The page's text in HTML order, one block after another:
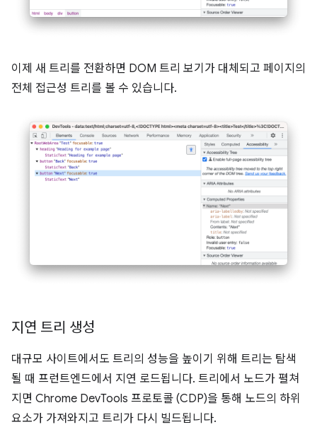
이제 새 트리를 전환하면 DOM 트리 보기가 대체되고 페이지의
전체 접근성 트리를 볼 수 있습니다.
지연 트리 생성
대규모 사이트에서도 트리의 성능을 높이기 위해 트리는 탐색
될 때 프런트엔드에서 지연 로드됩니다. 트리에서 노드가 펼쳐
지면 Chrome DevTools 프로토콜 (CDP)을 통해 노드의 하위
요소가 가져와지고 트리가 다시 빌드됩니다.